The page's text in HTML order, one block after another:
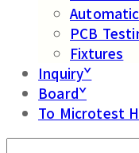
PCB
Fixtures
Inquiryˇ
Boardˇ
To Microtest